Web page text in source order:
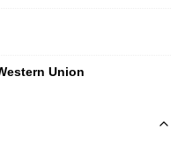
Union